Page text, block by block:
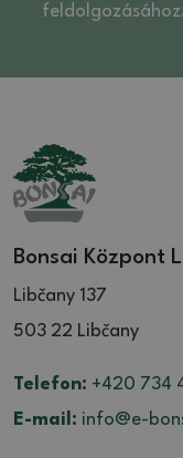
Bonsai Központ
Libčany 137
503 22 Libčany
Telefon: +420 734
E-mail: info@e-